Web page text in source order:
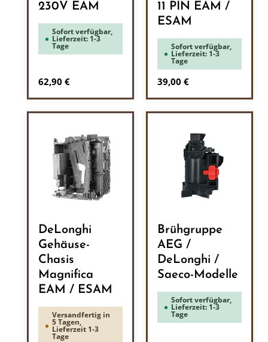
230V EAM
Sofort verfügbar,
Lieferzeit: 1-3
Tage
Regulärer Preis:
62,90 €
11 PIN EAM /
ESAM
Sofort verfügbar,
Lieferzeit: 1-3
Tage
Regulärer Preis:
39,00 €
DeLonghi
Gehäuse-
Chasis
Magnifica
EAM / ESAM
Versandfertig in
5 Tagen,
Lieferzeit 1-3
Tage
Brühgruppe
AEG /
DeLonghi /
Saeco-Modelle
Sofort verfügbar,
Lieferzeit: 1-3
Tage